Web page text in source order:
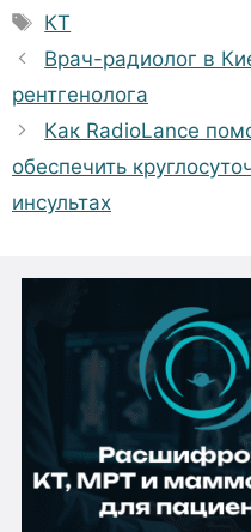
Метки
КТ
Врач-радиолог в
рентгенолога
Как RadioLance
обеспечить
инсультах